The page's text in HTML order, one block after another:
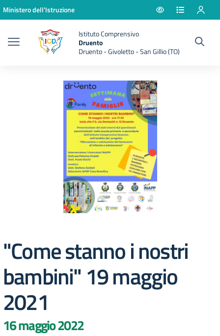
Vai ai contenuti
Vai al menu di navigazione
Vai al footer
Ministero dell'Istruzione
Istituto Comprensivo
Druento
Druento - Givoletto - San Gillio (TO)
"Come stanno i nostri
bambini" 19 maggio
2021
16 maggio 2022